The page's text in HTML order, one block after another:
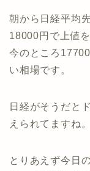
朝から日経平均
18000円で上値
今のところ
い相場です。
日経がそうだと
えられてますね。
とりあえず今日